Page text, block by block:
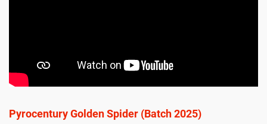
Pyrocentury Golden Spider (Batch 2025)